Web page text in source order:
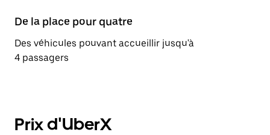
De la place pour quatre
Des véhicules pouvant accueillir jusqu'à
4 passagers
Prix d'UberX